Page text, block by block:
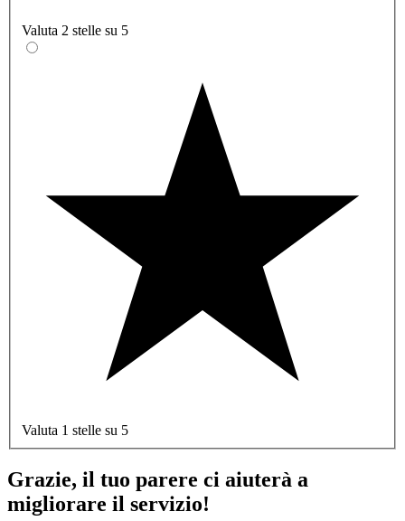
Valuta 2 stelle su 5
Valuta 1 stelle su 5
Grazie, il tuo parere ci aiuterà a
migliorare il servizio!